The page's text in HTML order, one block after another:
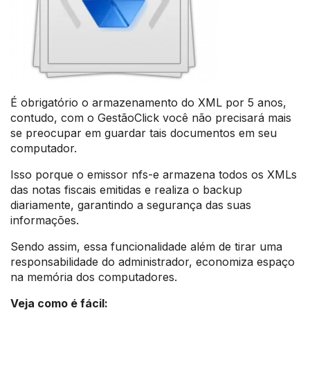
É obrigatório o armazenamento do XML por 5 anos,
contudo, com o GestãoClick você não precisará mais
se preocupar em guardar tais documentos em seu
computador.
Isso porque o emissor nfs-e armazena todos os XMLs
das notas fiscais emitidas e realiza o backup
diariamente, garantindo a segurança das suas
informações.
Sendo assim, essa funcionalidade além de tirar uma
responsabilidade do administrador, economiza espaço
na memória dos computadores.
Veja como é fácil: